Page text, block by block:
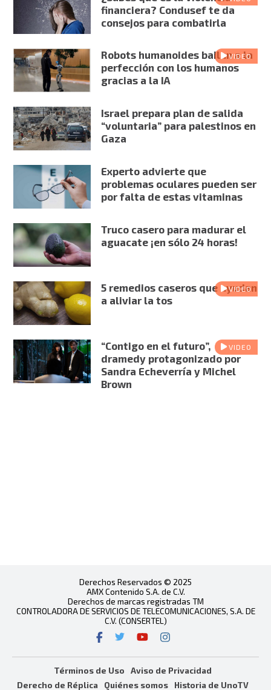
financiera? Condusef te da
consejos para combatirla
VIDEO
Robots humanoides bailan a la
perfección con los humanos
gracias a la IA
Israel prepara plan de salida
“voluntaria” para palestinos en
Gaza
Experto advierte que
problemas oculares pueden ser
por falta de estas vitaminas
Truco casero para madurar el
aguacate ¡en sólo 24 horas!
VIDEO
5 remedios caseros que ayudan
a aliviar la tos
VIDEO
“Contigo en el futuro”,
dramedy protagonizado por
Sandra Echeverría y Michel
Brown
Derechos Reservados © 2025
AMX Contenido S.A. de C.V.
Derechos de marcas registradas TM
CONTROLADORA DE SERVICIOS DE TELECOMUNICACIONES, S.A. DE
C.V. (CONSERTEL)
Términos de Uso
Aviso de Privacidad
Derecho de Réplica
Quiénes somos Historia de UnoTV